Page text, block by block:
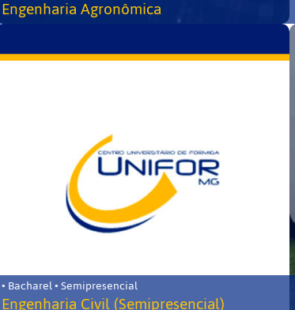
Engenharia Agronômica
• Bacharel • Semipresencial
Engenharia Civil (Semipresencial)